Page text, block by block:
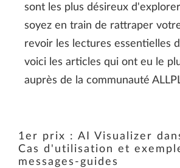
sont les plus désireux
soyez en train de rattraper
revoir les lectures essentielles
voici les articles qui ont eu le
auprès de la communauté
1er prix : AI Visualizer
Cas d'utilisation et
messages-guides